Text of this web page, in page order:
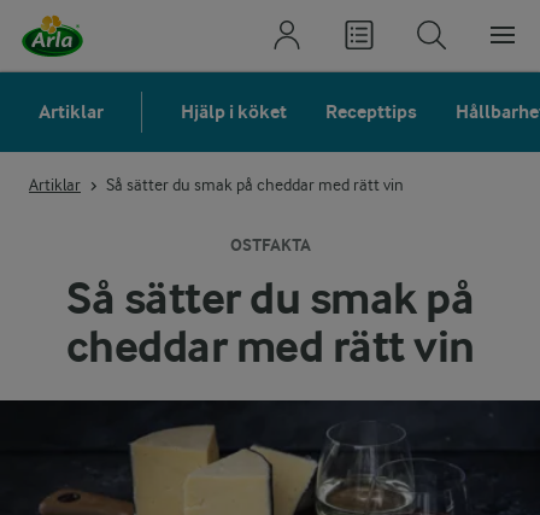
Artiklar Hjälp i köket Recepttips
Artiklar Så sätter du smak på cheddar med rätt vin
OSTFAKTA
Så sätter du smak på
cheddar med rätt vin